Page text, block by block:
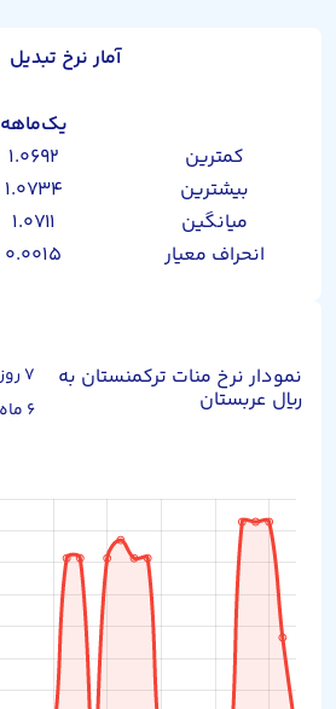
آمار نرخ تبدیل
یک‌ماهه
کمترین
۱.۰۶۹۲
بیشترین
۱.۰۷۳۴
میانگین
۱.۰۷۱۱
انحراف معیار
۰.۰۰۱۵
نمودار نرخ منات ترکمنستان به
ریال عربستان
۷ روز
۶ ماه